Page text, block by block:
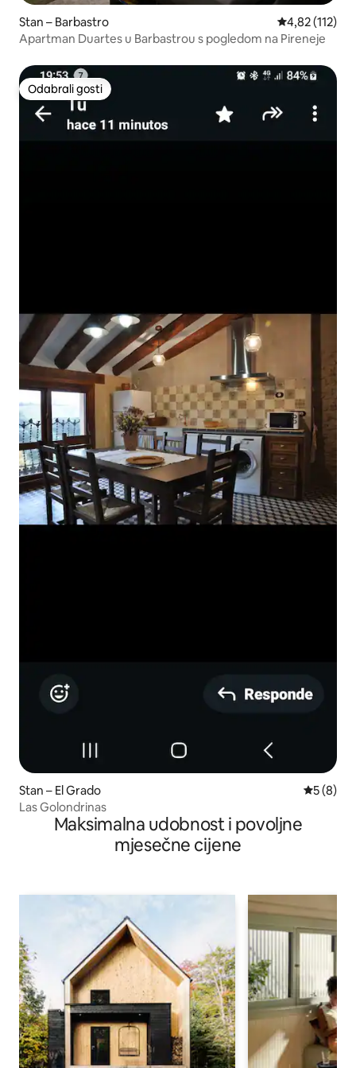
Stan – Barbastro Prosječna
4,82 (112)
Apartman Duartes u Barbastrou s pogledom na Pireneje
Odabrali gosti
Odabrali gosti
Stan – El Grado
5 (8)
Las Golondrinas
Maksimalna udobnost i povoljne
mjesečne cijene